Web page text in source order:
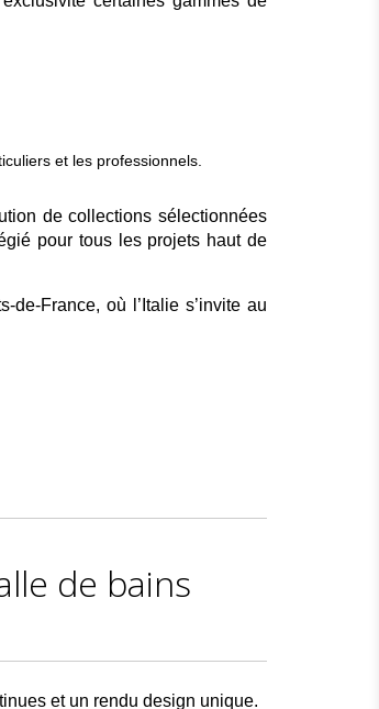
et les professionnels.
de collections sélectionnées
pour tous les projets haut de
France, où l’Italie s’invite au
de bains
et un rendu design unique.